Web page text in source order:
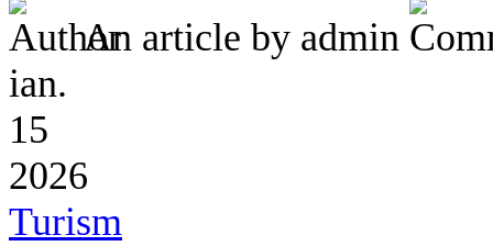
An article by admin
ian.
15
2026
Turism